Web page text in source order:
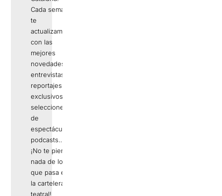
Cada semana
te
actualizamos
con las
mejores
novedades,
entrevistas,
reportajes
exclusivos,
selecciones
de
espectáculos,
podcasts…
¡No te pierdas
nada de lo
que pasa en
la cartelera
teatral!